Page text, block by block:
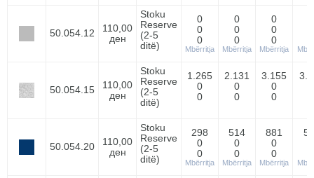
50.054.12
110,00
ден
Stoku
Reserve
(2-5
ditë)
0
0
0
Mbërritja
0
0
0
Mbërritja
0
0
0
Mbërritja
50.054.15
110,00
ден
Stoku
Reserve
(2-5
ditë)
1.265
0
0
2.131
0
0
3.155
0
0
50.054.20
110,00
ден
Stoku
Reserve
(2-5
ditë)
298
0
0
Mbërritja
514
0
0
Mbërritja
881
0
0
Mbërritja